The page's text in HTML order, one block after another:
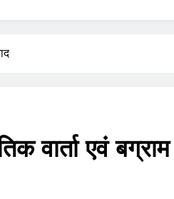
का रात में औचक निरीक्षण, लापरवाही
Industry Fast-Tracks Toward Rs.
वार्ता एवं बग्राम